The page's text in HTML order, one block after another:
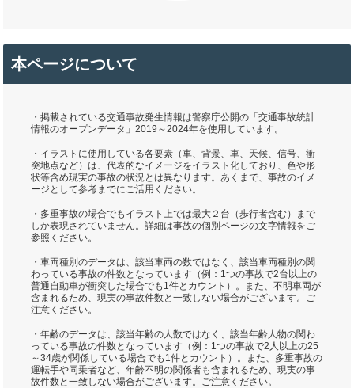
本ページについて
・掲載されている交通事故発生情報は警察庁公開の「交通事故統計
情報のオープンデータ」2019～2024年を使用しています。
・イラストに使用している各要素（車、背景、車、天候、信号、衝
突地点など）は、代表的なイメージをイラスト化しており、色や形
状等含め現実の事故の状況とは異なります。あくまで、事故のイメ
ージとして参考までにご活用ください。
・多重事故の場合でもイラスト上では最大２台（歩行者含む）まで
しか表現されていません。詳細は事故の個別ページの文字情報をご
参照ください。
・車両種別のデータは、該当車両の数ではなく、該当車両種別の関
わっている事故の件数となっています（例：1つの事故で2台以上の
普通自動車が衝突した場合でも1件とカウント）。また、不明車両が
含まれるため、現実の事故件数と一致しない場合がございます。ご
注意ください。
・年齢のデータは、該当年齢の人数ではなく、該当年齢人物の関わ
っている事故の件数となっています（例：1つの事故で2人以上の25
～34歳が関係している場合でも1件とカウント）。また、多重事故の
運転手や同乗者など、年齢不明の関係者も含まれるため、現実の事
故件数と一致しない場合がございます。ご注意ください。